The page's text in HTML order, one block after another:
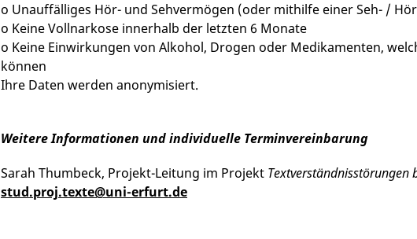
o Unauffälliges Hör- und Sehvermögen (oder mithilfe einer Seh- /
o Keine Vollnarkose innerhalb der letzten 6 Monate
o Keine Einwirkungen von Alkohol, Drogen oder Medikamenten,
können
Ihre Daten werden anonymisiert.
Weitere Informationen und individuelle Terminvereinbarung
Sarah Thumbeck, Projekt-Leitung im Projekt Textverständnisstörungen
stud.proj.texte@uni-erfurt.de